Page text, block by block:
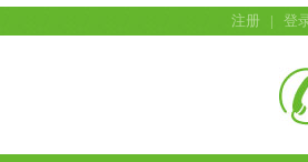
注册 | 登